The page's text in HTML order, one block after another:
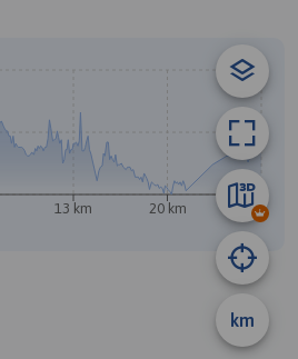
km
13 km 20 km 26 km